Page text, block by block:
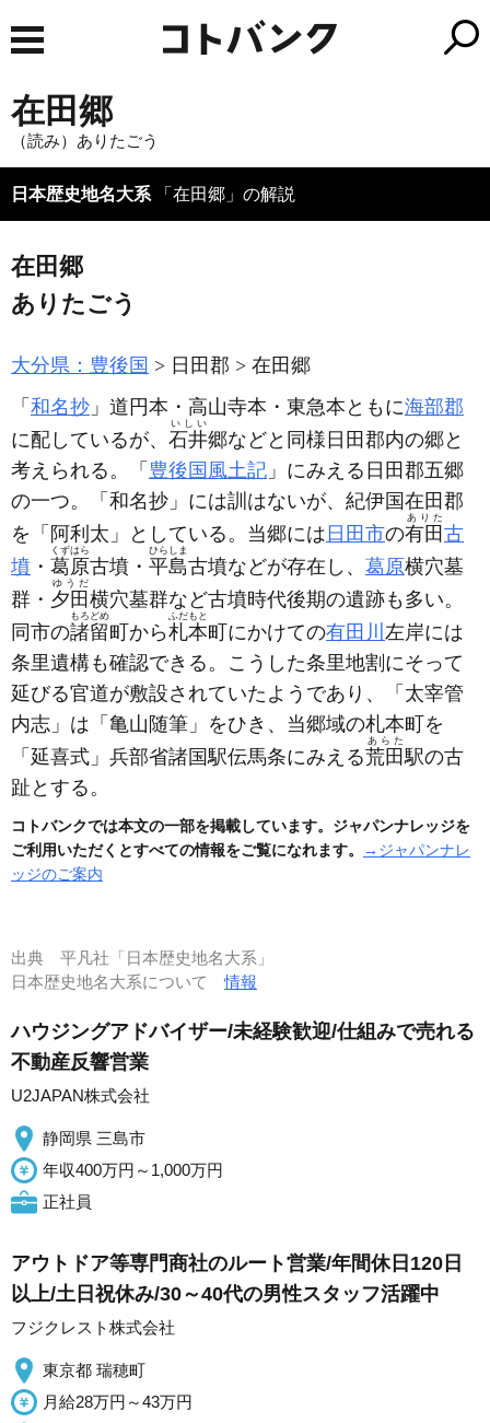
在田郷
（読み）ありたごう
日本歴史地名大系 「在田郷」の解説
在田郷
ありたごう
大分県：豊後国 日田郡
在田郷
「 和名抄 」道円本・高山寺本・東急本ともに海部郡
に配しているが、 石井
いしい
郷などと同様日田郡内の郷と
考えられる。「 豊後国風土記 」にみえる日田郡五郷
の一つ。「和名抄」には訓はないが、紀伊国在田郡
を「阿利太」としている。当郷には 日田市の有田
ありた
古
墳 ・ 葛原
くずはら
古墳・ 平島
ひらしま
古墳などが存在し、 葛原横穴墓
群・ 夕田
ゆうだ
横穴墓群など古墳時代後期の遺跡も多い。
同市の諸留
もろどめ
町から札本
ふだもと
町にかけての有田川 左岸には
条里遺構も確認できる。こうした条里地割にそって
延びる官道が敷設されていたようであり、「太宰管
内志」は「亀山随筆」をひき、当郷域の札本町を
「延喜式」兵部省諸国駅伝馬条にみえる荒田
あらた
駅の古
趾とする。
コトバンクでは本文の一部を掲載しています。ジャパンナレッジを
ご利用いただくとすべての情報をご覧になれます。
→ジャパンナレ
ッジのご案内
出典 平凡社「日本歴史地名大系」
日本歴史地名大系について情報
ハウジングアドバイザー/未経験歓迎/仕組みで売れる
不動産反響営業
U2JAPAN株式会社
静岡県 三島市
年収400万円～1,000万円
正社員
アウトドア等専門商社のルート営業/年間休日120日
以上/土日祝休み/30～40代の男性スタッフ活躍中
フジクレスト株式会社
東京都 瑞穂町
月給28万円～43万円